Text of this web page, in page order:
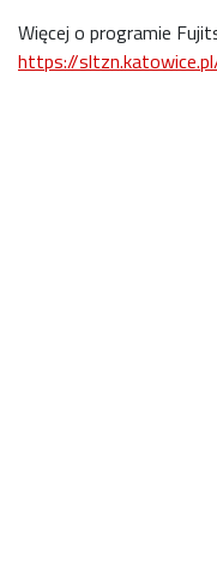
Więcej o programie
https://